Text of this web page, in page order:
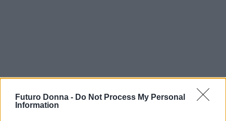
Futuro Donna - Do Not Process My Personal
Information